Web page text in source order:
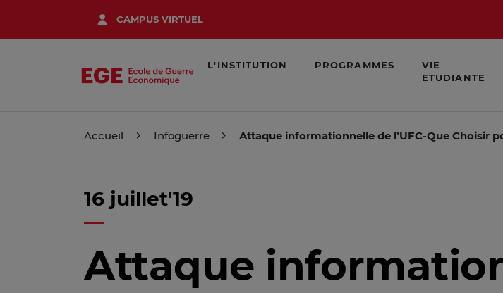
contenu
CAMPUS VIRTUEL
L'INSTITUTION PROGRAMMES
VIE
ETUDIANTE
Accueil Infoguerre Attaque informationnelle de l’UFC-Que Choisir
16 juillet'19
Attaque